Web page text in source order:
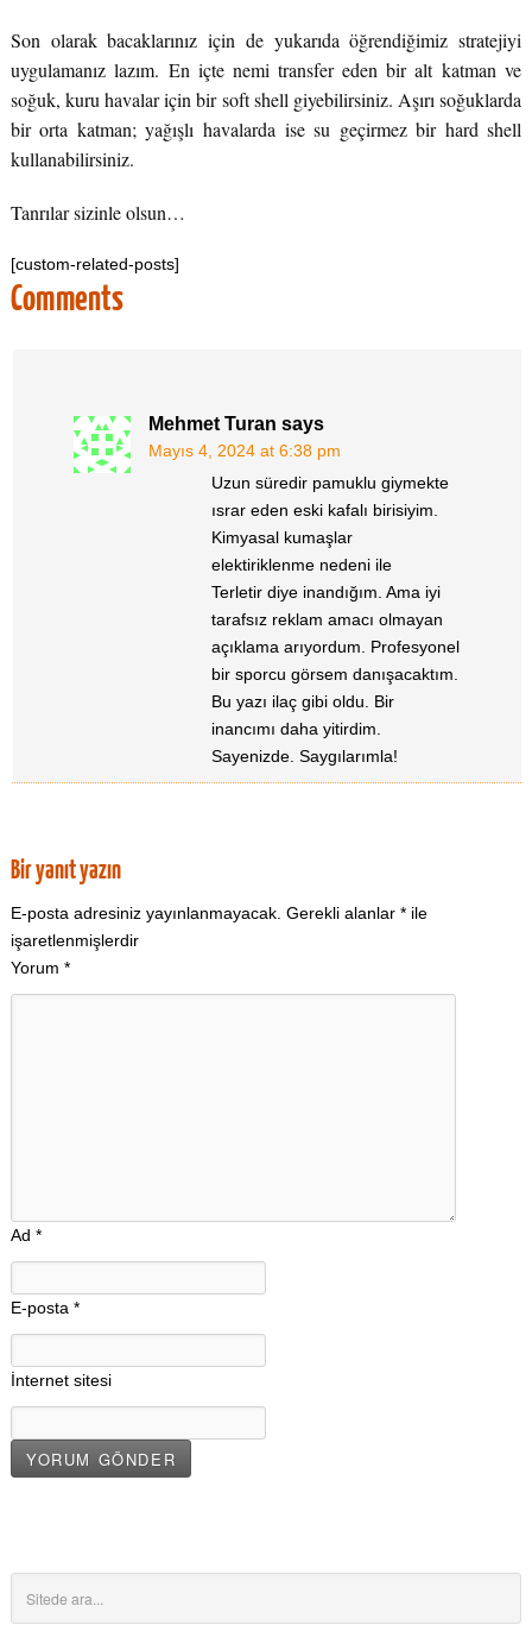
Son olarak bacaklarınız için de yukarıda öğrendiğimiz stratejiyi
uygulamanız lazım. En içte nemi transfer eden bir alt katman ve
soğuk, kuru havalar için bir soft shell giyebilirsiniz. Aşırı soğuklarda
bir orta katman; yağışlı havalarda ise su geçirmez bir hard shell
kullanabilirsiniz.
Tanrılar sizinle olsun…
[custom-related-posts]
Comments
Mehmet Turan says
Mayıs 4, 2024 at 6:38 pm
Uzun süredir pamuklu giymekte
ısrar eden eski kafalı birisiyim.
Kimyasal kumaşlar
elektiriklenme nedeni ile
Terletir diye inandığım. Ama iyi
tarafsız reklam amacı olmayan
açıklama arıyordum. Profesyonel
bir sporcu görsem danışacaktım.
Bu yazı ilaç gibi oldu. Bir
inancımı daha yitirdim.
Sayenizde. Saygılarımla!
Bir yanıt yazın
E-posta adresiniz yayınlanmayacak. Gerekli alanlar *ile
işaretlenmişlerdir
Yorum *
Ad *
E-posta *
İnternet sitesi